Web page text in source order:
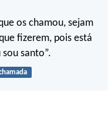
os chamou, sejam
fizerem, pois está
santo”.